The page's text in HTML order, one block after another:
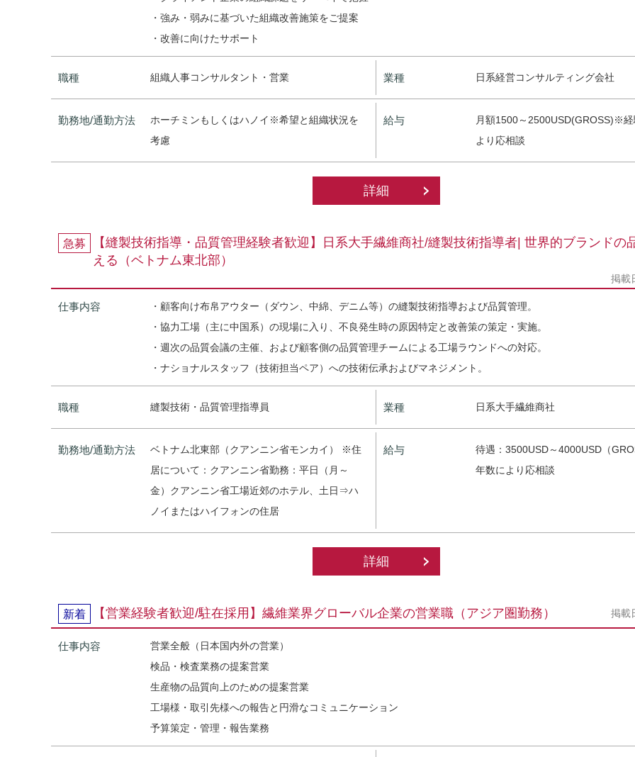
・強み・弱みに基づいた組織改善施策をご提案
・改善に向けたサポート
職種 組織人事コンサルタント・営業 業種 日系経営コンサルティング会社
勤務地/通勤方法
ホーチミンもしくはハノイ※希望と組織状況を
考慮
給与
月額1500～2500USD(GROSS)※経
より応相談
詳細
急募
【縫製技術指導・品質管理経験者歓迎】日系大手繊維商社/縫製技術指導者| 世界的ブランドの
える（ベトナム東北部）
掲載
仕事内容
・顧客向け布帛アウター（ダウン、中綿、デニム等）の縫製技術指導および品質管理。
・協力工場（主に中国系）の現場に入り、不良発生時の原因特定と改善策の策定・実施。
・週次の品質会議の主催、および顧客側の品質管理チームによる工場ラウンドへの対応。
・ナショナルスタッフ（技術担当ペア）への技術伝承およびマネジメント。
職種 縫製技術・品質管理指導員 業種 日系大手繊維商社
勤務地/通勤方法
ベトナム北東部（クアンニン省モンカイ） ※住
居について：クアンニン省勤務：平日（月～
金）クアンニン省工場近郊のホテル、土日⇒ハ
ノイまたはハイフォンの住居
給与
待遇：3500USD～4000USD（
年数により応相談
詳細
新着 【営業経験者歓迎/駐在採用】繊維業界グローバル企業の営業職（アジア圏勤務） 掲載
仕事内容
営業全般（日本国内外の営業）
検品・検査業務の提案営業
生産物の品質向上のための提案営業
工場様・取引先様への報告と円滑なコミュニケーション
予算策定・管理・報告業務